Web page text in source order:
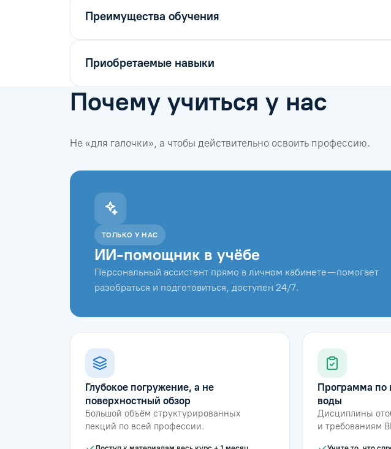
Преимущества обучения
Приобретаемые навыки
Почему учиться у нас
Не «для галочки», а чтобы действительно освоить профессию.
ТОЛЬКО У НАС
ИИ-помощник в учёбе
Персональный ассистент прямо в личном кабинете — помогает
разобраться и подготовиться, доступен 24/7.
Глубокое погружение, а не
поверхностный обзор
Большой объём структурированных
лекций по всей профессии.
Программа по
воды
Дисциплины
и требованиям